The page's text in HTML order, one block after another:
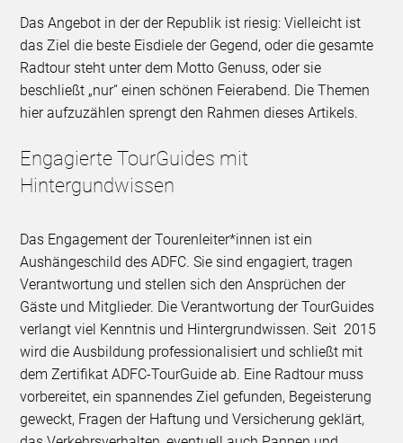
Das Angebot in der der Republik ist riesig: Vielleicht ist
das Ziel die beste Eisdiele der Gegend, oder die gesamte
Radtour steht unter dem Motto Genuss, oder sie
beschließt „nur“ einen schönen Feierabend. Die Themen
hier aufzuzählen sprengt den Rahmen dieses Artikels.
Engagierte TourGuides mit
Hintergundwissen
Das Engagement der Tourenleiter*innen ist ein
Aushängeschild des ADFC. Sie sind engagiert, tragen
Verantwortung und stellen sich den Ansprüchen der
Gäste und Mitglieder. Die Verantwortung der TourGuides
verlangt viel Kenntnis und Hintergrundwissen. Seit 2015
wird die Ausbildung professionalisiert und schließt mit
dem Zertifikat ADFC-TourGuide ab. Eine Radtour muss
vorbereitet, ein spannendes Ziel gefunden, Begeisterung
geweckt, Fragen der Haftung und Versicherung geklärt,